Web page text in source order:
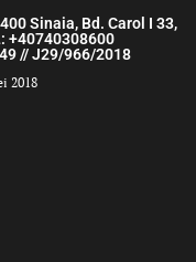
Sinaia, Bd. Carol I 33,
+40740308600
// J29/966/2018
2018